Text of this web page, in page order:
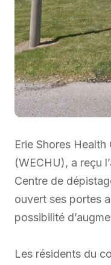
Erie Shores
(WECHU), a reçu
Centre de
ouvert ses portes
possibilité
Les résidents du